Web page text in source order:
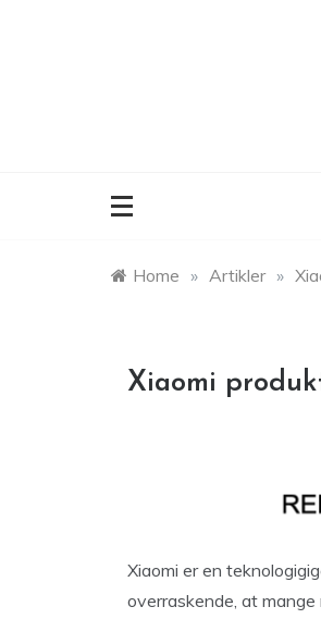
Home » Artikler »
Xiaomi
Xiaomi er en
overraskende, at